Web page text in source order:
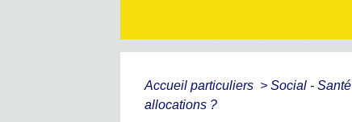
Accueil particuliers > Social - Santé
allocations ?